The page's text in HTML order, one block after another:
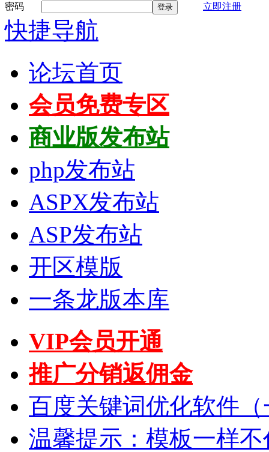
密码
登录 立即注册
快捷导航
论坛首页
会员免费专区
商业版发布站
php发布站
ASPX发布站
ASP发布站
开区模版
一条龙版本库
VIP会员开通
推广分销返佣金
百度关键词优化软件
温馨提示：模板一样